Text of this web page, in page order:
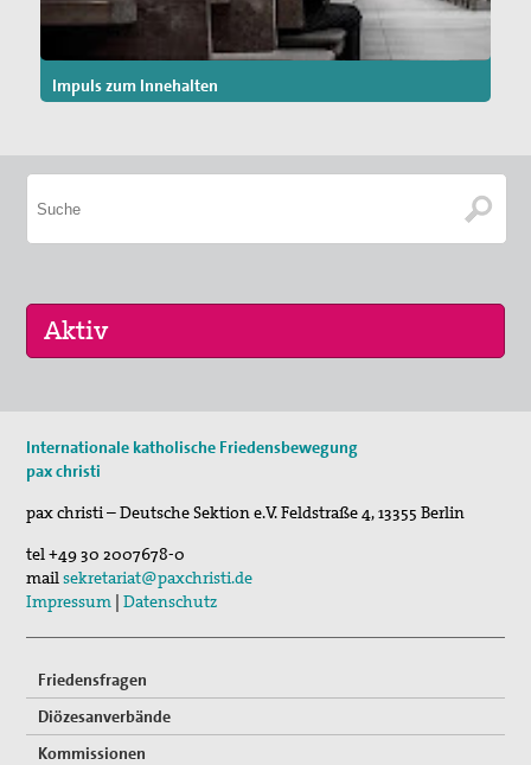
Impuls zum Innehalten
Sommerferien-Friedensliedersingen
Fahrradpilgertour 2026
05. Sep 2026
Musik für den Frieden
Internationale katholische Friedensbewegung
pax christi
pax christi – Deutsche Sektion e.V.Feldstraße 4,13355 Berlin
tel+49 30 2007678-0
mailsekretariat@paxchristi.de
Impressum |Datenschutz
Friedensfragen
Diözesanverbände
Kommissionen